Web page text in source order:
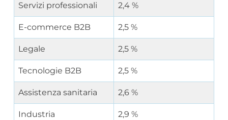
Servizi professionali 2,4 %
E-commerce B2B 2,5 %
Legale 2,5 %
Tecnologie B2B 2,5 %
Assistenza sanitaria 2,6 %
Industria 2,9 %